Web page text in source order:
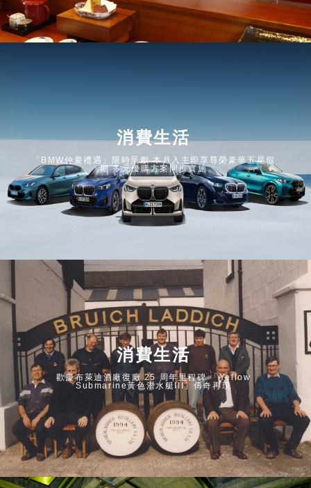
消費生活
「BMW仲夏禮遇」限時呈獻 本月入主即享尊榮豪華五星假
期 多元優購方案同步實施
消費生活
歡慶布萊迪酒廠復廠 25 周年里程碑 「Yellow
Submarine黃色潛水艇III」傳奇再現